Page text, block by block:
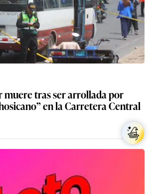
muere tras ser arrollada por
en la Carretera Central